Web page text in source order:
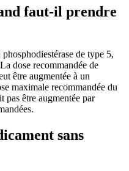
faut-il prendre
de type 5,
dose recommandée de
être augmentée à un
maximale recommandée du
pas être augmentée par
sans